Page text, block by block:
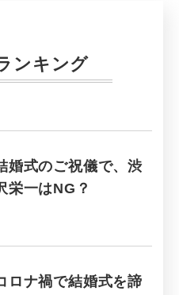
ンキング
婚式のご祝儀で、渋
栄一はNG？
ロナ禍で結婚式を諦